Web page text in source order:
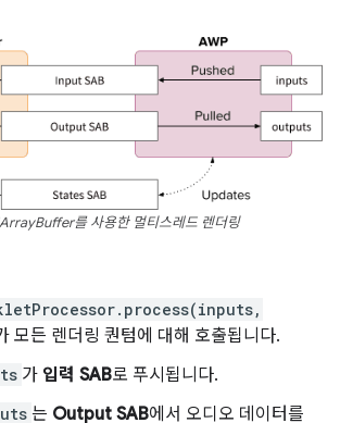
를 사용한 멀티스레드 렌더링
모든 렌더링 퀀텀에 대해 호출됩니다.
가 입력 SAB로 푸시됩니다.
는 Output SAB에서 오디오 데이터를